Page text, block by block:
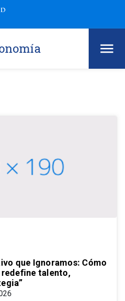
que Ignoramos: Cómo
talento,